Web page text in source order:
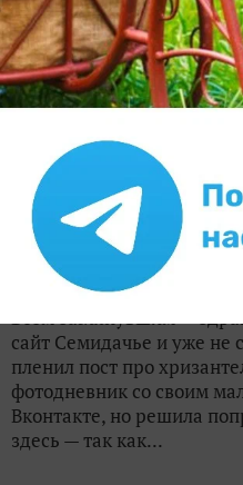
Другие
историю
Maranta3000 1 марта 2026,
Вводный пост-
фотобогатством
Всем заглянувшим —
сайт Семидачье и уже не
пленил пост про
фотодневник со своим
Вконтакте, но решила
здесь — так как...